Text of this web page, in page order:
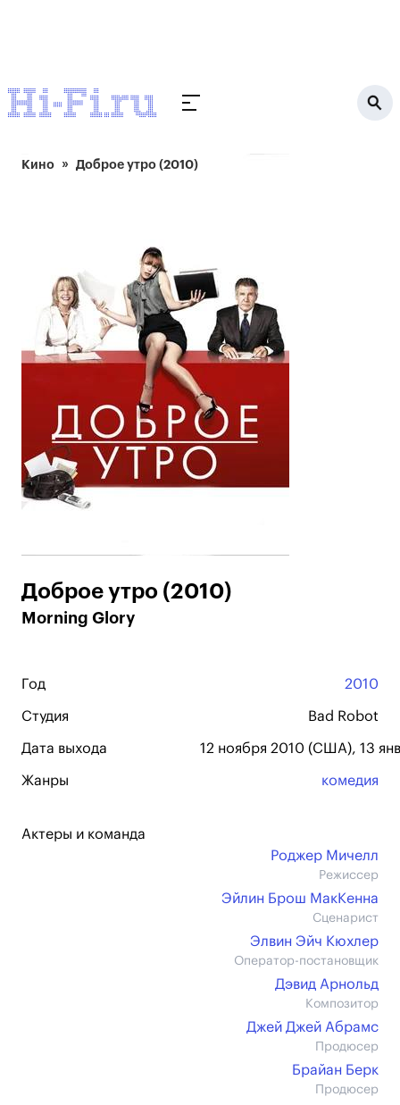
Кино Доброе утро (2010)
Доброе утро (2010)
Morning Glory
Год 2010
Студия Bad Robot
Дата выхода 12 ноября 2010 (США), 13
Жанры комедия
Актеры и команда
Роджер Мичелл
Режиссер
Эйлин Брош МакКенна
Сценарист
Элвин Эйч Кюхлер
Оператор-постановщик
Дэвид Арнольд
Композитор
Джей Джей Абрамс
Продюсер
Брайан Берк
Продюсер